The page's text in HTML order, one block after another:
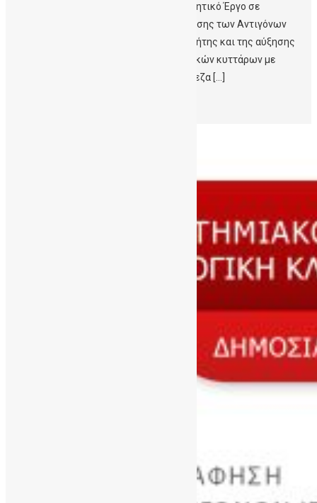
Ασημένιο βραβείο στην κατηγορία «Ερευνητικό Έργο σε
Νοσοκομεία»για το έργο της ‘Χαρτογράφησης των Αντιγόνων
Ιστοσυμβατότητας του Πληθυσμού της Κρήτης και της αύξησης
των μοσχευμάτων αρχέγονων αιμοποιητικών κυττάρων με
σπάνιους απλότυπους στη Δημόσια Τράπεζα […]